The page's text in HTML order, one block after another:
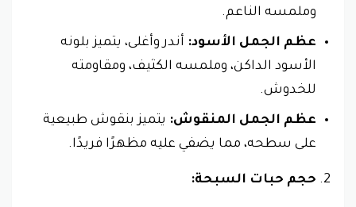
وملمسه الناعم.
عظم الجمل الأسود: أندر وأغلى، يتميز بلونه
الأسود الداكن، وملمسه الكثيف، ومقاومته
للخدوش.
عظم الجمل المنقوش: يتميز بنقوش طبيعية
على سطحه، مما يضفي عليه مظهرًا فريدًا.
حجم حبات السبحة: